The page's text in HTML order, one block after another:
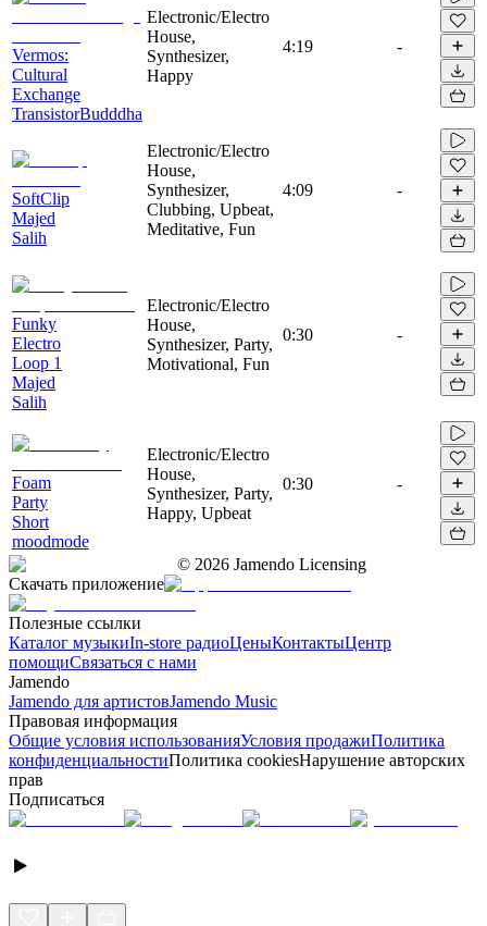
Vermos:
Сultural
Exchange
TransistorBudddha
Electronic/Electro
House,
Synthesizer,
Happy
4:19 -
SoftClip
Majed
Salih
Electronic/Electro
House,
Synthesizer,
Clubbing, Upbeat,
Meditative, Fun
4:09 -
Funky
Electro
Loop 1
Majed
Salih
Electronic/Electro
House,
Synthesizer, Party,
Motivational, Fun
0:30 -
Foam
Party
Short
moodmode
Electronic/Electro
House,
Synthesizer, Party,
Happy, Upbeat
0:30 -
© 2026 Jamendo Licensing
Скачать приложение
Полезные ссылки
Каталог музыкиIn-store радиоЦеныКонтактыЦентр
помощиСвязаться с нами
Jamendo
Jamendo для артистовJamendo Music
Правовая информация
Общие условия использованияУсловия продажиПолитика
конфиденциальностиПолитика cookiesНарушение авторских
прав
Подписаться